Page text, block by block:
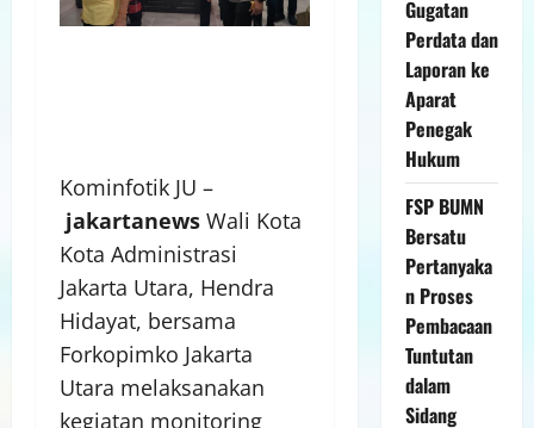
Kominfotik JU –
jakartanews Wali Kota
Kota Administrasi
Jakarta Utara, Hendra
Hidayat, bersama
Forkopimko Jakarta
Utara melaksanakan
kegiatan monitoring
Gugatan
Perdata dan
Laporan ke
Aparat
Penegak
Hukum
FSP BUMN
Bersatu
Pertanyaka
n Proses
Pembacaan
Tuntutan
dalam
Sidang